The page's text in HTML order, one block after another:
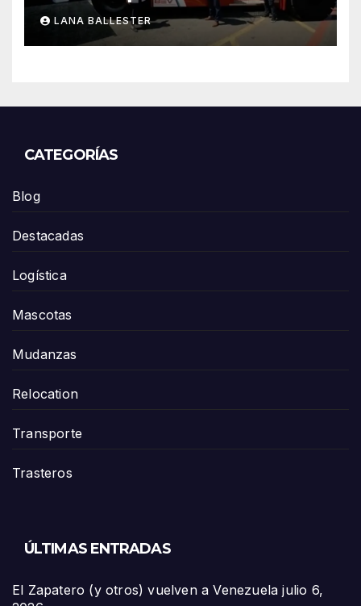
de contenedores de cero
emisiones a Yusen Terminals
en el Puerto de Los Ángeles
LANA BALLESTER
CATEGORÍAS
Blog
Destacadas
Logística
Mascotas
Mudanzas
Relocation
Transporte
Trasteros
ÚLTIMAS ENTRADAS
El Zapatero (y otros) vuelven a Venezuela julio 6,